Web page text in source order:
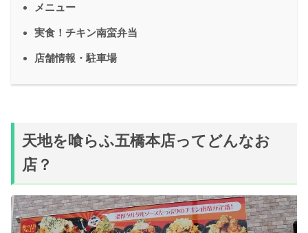
メニュー
実食！チキン南蛮弁当
店舗情報・駐車場
天地を喰らふ五橋本店ってどんなお
店？